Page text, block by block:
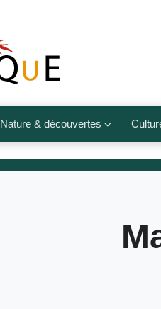
Nature & découvertes
Fleurs, fruits, légumes Culte